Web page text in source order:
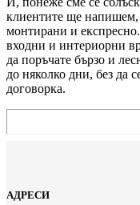
клиентите ще напишем,
монтирани и
входни и интериорни
да поръчате бързо и
до няколко дни, без да
договорка.
АДРЕСИ